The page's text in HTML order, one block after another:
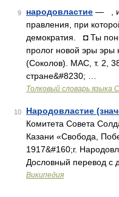
9 народовластие — ,
правления, при
демократия. ◘ Ты
пролог новой эры эры
(Соколов). МАС, т. 2,
стране&#8230; …
Толковый словарь языка
10 Народовластие
Комитета Совета
Казани «Свобода,
1917&#160;г.
Дословный перевод с
Википедия